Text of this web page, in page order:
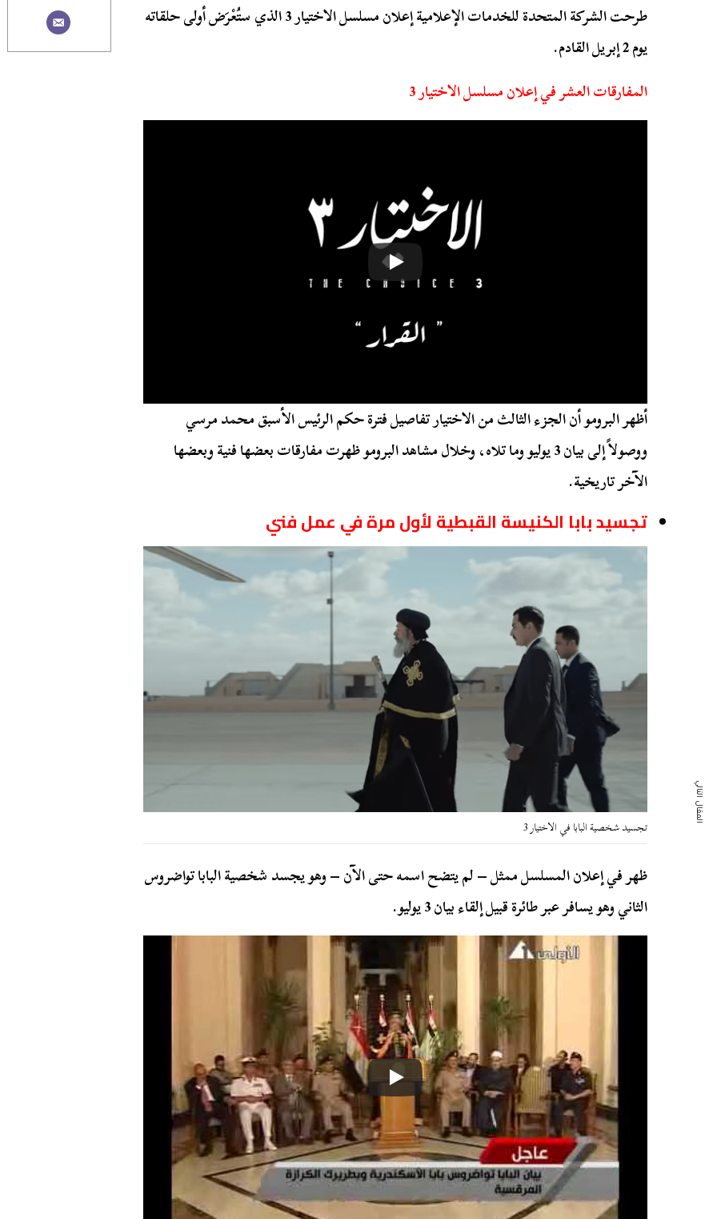
طرحت الشركة المتحدة للخدمات الإعلامية إعلان مسلسل الاختيار 3 الذي ستُعْرَض أولى حلقاته
يوم 2 إبريل القادم.
المفارقات العشر في إعلان مسلسل الاختيار 3
أظهر البرومو أن الجزء الثالث من الاختيار تفاصيل فترة حكم الرئيس الأسبق محمد مرسي
ووصولاً إلى بيان 3 يوليو وما تلاه، وخلال مشاهد البرومو ظهرت مفارقات بعضها فنية وبعضها
الآخر تاريخية.
تجسيد بابا الكنيسة القبطية لأول مرة في عمل فني
تجسيد شخصية البابا في الاختيار 3
ظهر في إعلان المسلسل ممثل – لم يتضح اسمه حتى الآن – وهو يجسد شخصية البابا تواضروس
الثاني وهو يسافر عبر طائرة قبيل إلقاء بيان 3 يوليو.
المقال التالي